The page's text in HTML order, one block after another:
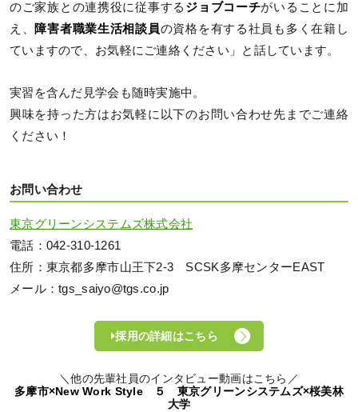
のご家族との連携役に従事する ジョブコーチがいることに加
え、 障害者職業生活相談員の資格を有する社員も多く在籍し
ていますので、お気軽にご連絡ください」と話しています。
実習を含んだ見学会も随時実施中。
興味を持った方はお気軽に以下のお問い合わせ先までご連絡
ください！
お問い合わせ
東京グリーンシステムズ株式会社
電話：042-310-1261
住所：東京都多摩市山王下2-3 SCSK多摩センターEAST
メール：tgs_saiyo@tgs.co.jp
採用の詳細はこちら
＼他の先輩社員のインタビュー動画はこちら／
多摩市×New Work Style ５ 東京グリーンシステムズ×桜美林
大学